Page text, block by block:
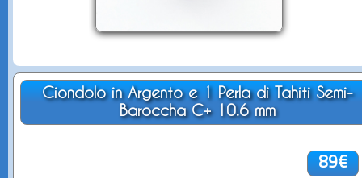
Ciondolo in Argento e 1 Perla di Tahiti Semi-
Baroccha C+ 10.6 mm
89€